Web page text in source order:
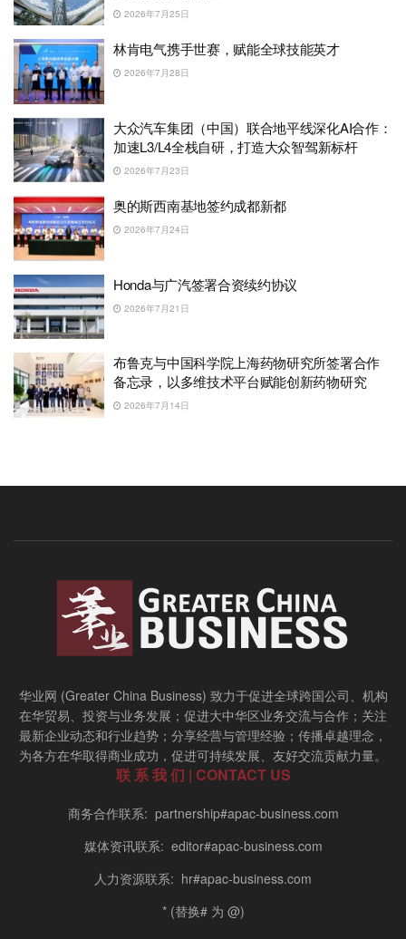
2026年7月25日
林肯电气携手世赛，赋能全球技能英才
2026年7月28日
大众汽车集团（中国）联合地平线深化AI合作：
加速L3/L4全栈自研，打造大众智驾新标杆
2026年7月23日
奥的斯西南基地签约成都新都
2026年7月24日
Honda与广汽签署合资续约协议
2026年7月21日
布鲁克与中国科学院上海药物研究所签署合作
备忘录，以多维技术平台赋能创新药物研究
2026年7月14日
华业网 (Greater China Business) 致力于促进全球跨国公司、机构
在华贸易、投资与业务发展；促进大中华区业务交流与合作；关注
最新企业动态和行业趋势；分享经营与管理经验；传播卓越理念，
为各方在华取得商业成功，促进可持续发展、友好交流贡献力量。
联 系 我 们 | CONTACT US
商务合作联系: partnership#apac-business.com
媒体资讯联系: editor#apac-business.com
人力资源联系: hr#apac-business.com
* (替换# 为 @)